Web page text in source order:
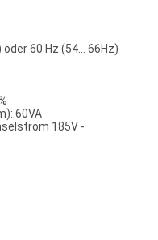
60 Hz (54… 66Hz)
60VA
185V -